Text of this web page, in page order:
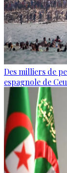
Des milliers de
espagnole de